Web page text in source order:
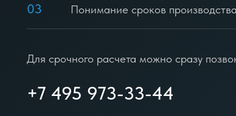
03 Понимание сроков
Для срочного расчета можно сразу
+7 495 973-33-44